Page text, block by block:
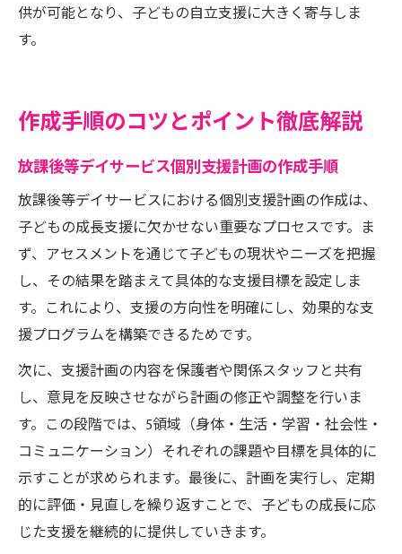
供が可能となり、子どもの自立支援に大きく寄与しま
す。
作成手順のコツとポイント徹底解説
放課後等デイサービス個別支援計画の作成手順
放課後等デイサービスにおける個別支援計画の作成は、
子どもの成長支援に欠かせない重要なプロセスです。ま
ず、アセスメントを通じて子どもの現状やニーズを把握
し、その結果を踏まえて具体的な支援目標を設定しま
す。これにより、支援の方向性を明確にし、効果的な支
援プログラムを構築できるためです。
次に、支援計画の内容を保護者や関係スタッフと共有
し、意見を反映させながら計画の修正や調整を行いま
す。この段階では、5領域（身体・生活・学習・社会性・
コミュニケーション）それぞれの課題や目標を具体的に
示すことが求められます。最後に、計画を実行し、定期
的に評価・見直しを繰り返すことで、子どもの成長に応
じた支援を継続的に提供していきます。